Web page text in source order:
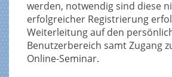
werden, notwendig sind diese
erfolgreicher Registrierung
Weiterleitung auf den
Benutzerbereich samt Zugang
Online-Seminar.